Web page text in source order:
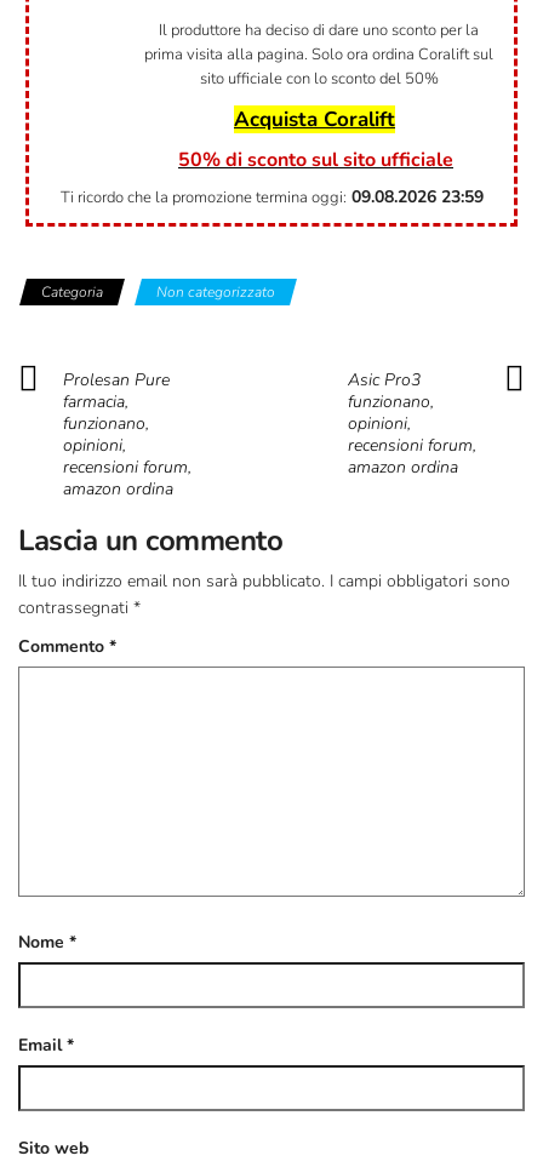
Il produttore ha deciso di dare uno sconto per la
prima visita alla pagina. Solo ora ordina Coralift sul
sito ufficiale con lo sconto del 50%
Acquista Coralift
50% di sconto sul sito ufficiale
Ti ricordo che la promozione termina oggi: 09.08.2026 23:59
Categoria Non categorizzato
Prolesan Pure
farmacia,
funzionano,
opinioni,
recensioni forum,
amazon ordina
Asic Pro3
funzionano,
opinioni,
recensioni forum,
amazon ordina
Lascia un commento
Il tuo indirizzo email non sarà pubblicato. I campi obbligatori sono
contrassegnati *
Commento *
Nome *
Email*
Sito web